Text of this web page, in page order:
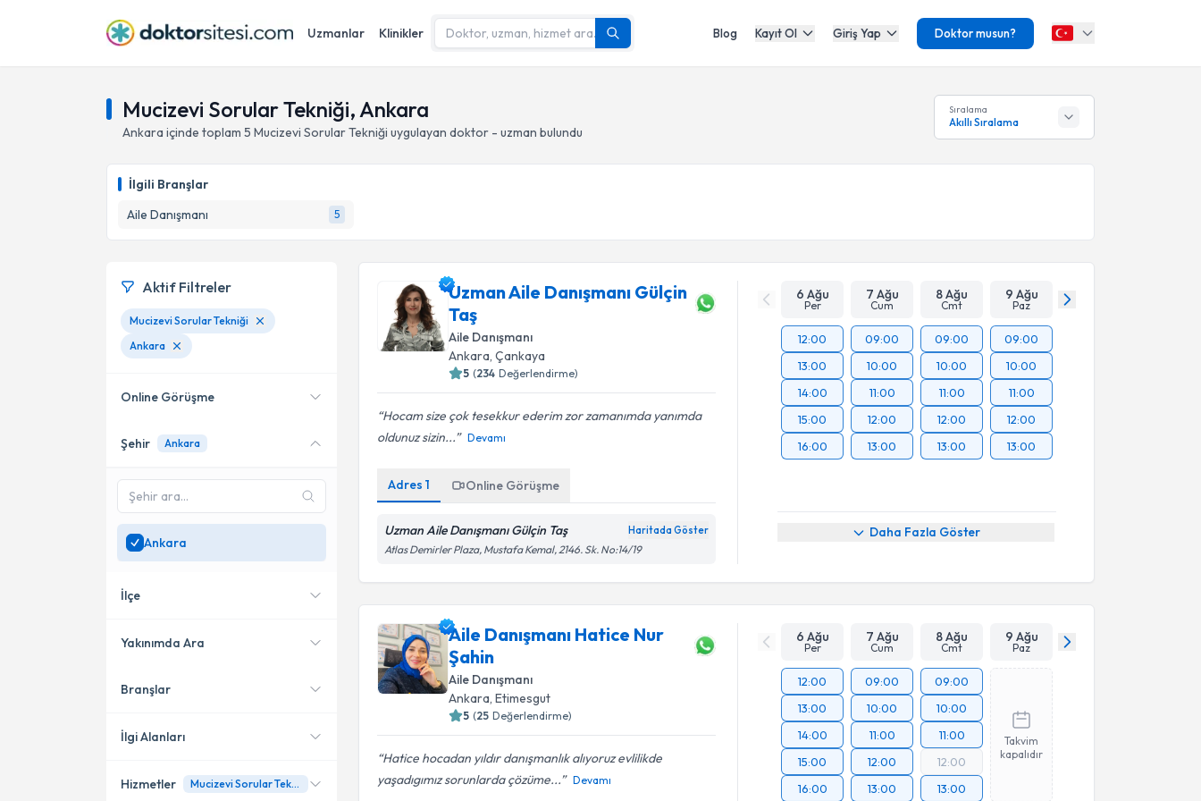
Uzmanlar Klinikler Blog Kayıt Ol Giriş Yap Doktor musun?
Mucizevi Sorular Tekniği, Ankara
Ankara içinde toplam 5 Mucizevi Sorular Tekniği uygulayan doktor - uzman bulundu
Sıralama
Akıllı Sıralama
İlgili Branşlar
Aile Danışmanı
5
Uzman Aile Danışmanı Gülçin
Taş
Aile Danışmanı
Ankara, Çankaya
5 (234 Değerlendirme)
Hocam size çok tesekkur ederim zor zamanımda yanımda
oldunuz sizin...
Devamı
Adres1 Online Görüşme
Uzman Aile Danışmanı Gülçin Taş Haritada Göster
Atlas Demirler Plaza, Mustafa Kemal, 2146. Sk. No:14/19
6 Ağu
Per
7 Ağu
Cum
8 Ağu
Cmt
9 Ağu
Paz
12:00
13:00
14:00
15:00
16:00
09:00
10:00
11:00
12:00
13:00
09:00
10:00
11:00
12:00
13:00
09:00
10:00
11:00
12:00
13:00
Daha Fazla Göster
Aile Danışmanı Hatice Nur
Şahin
Aile Danışmanı
Ankara, Etimesgut
5 (25 Değerlendirme)
Hatice hocadan yıldır danışmanlık alıyoruz evlilikde
yaşadıgımız sorunlarda çözüme...
Devamı
6 Ağu
Per
7 Ağu
Cum
8 Ağu
Cmt
9 Ağu
Paz
12:00
13:00
14:00
15:00
16:00
09:00
10:00
11:00
12:00
13:00
09:00
10:00
11:00
12:00
13:00
Takvim
kapalıdır
Aktif Filtreler
Mucizevi Sorular Tekniği
Ankara
Online Görüşme
Online danışmanlık sunan
SadeceAnkara
uzman ara
Şehir Ankara
Ankara
İlçe
Çankaya
Etimesgut
Yakınımda Ara
Konumuma yakın uzmanları
Branşlar
Aile Danışmanı
İlgi Alanları
Hizmetler Mucizevi Sorular Tekniği